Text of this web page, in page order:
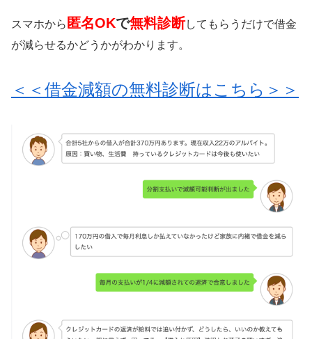
スマホから 匿名OKで無料診断してもらうだけで借金
が減らせるかどうかがわかります。
＜＜借金減額の無料診断はこちら＞＞